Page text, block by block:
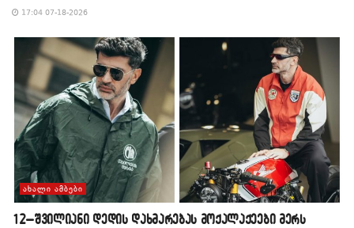
17:04 07-18-2026
ᲐᲮᲐᲚᲘ ᲐᲛᲑᲔᲑᲘ
12–შვილიანი დედის დახმარებას მოქალაქეები მერს